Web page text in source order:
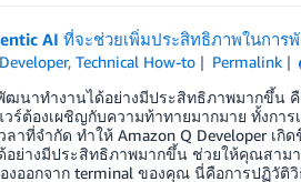
AI ที่จะช่วยเพิ่มประสิทธิภาพในก
,Technical How-to Permalink
นาทำงานได้อย่างมีประสิทธิภาพมากขึ้น คื
ต้องเผชิญกับความท้าทายมากมาย ทั้งการ
จำกัด ทำให้ Amazon Q Developer เกิ
อย่างมีประสิทธิภาพมากขึ้น ช่วยให้คุณสา
องออกจาก terminal ของคุณ นี่คือการปฏิ